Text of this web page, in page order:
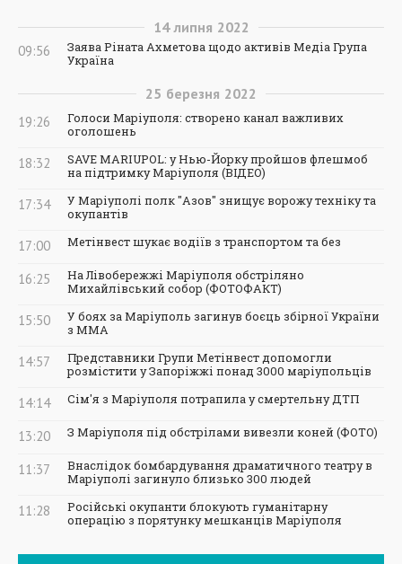
14 липня 2022
09:56
Заява Ріната Ахметова щодо активів Медіа Група
Україна
25 березня 2022
19:26
Голоси Маріуполя: створено канал важливих
оголошень
18:32
SAVE MARIUPOL: у Нью-Йорку пройшов флешмоб
на підтримку Маріуполя (ВІДЕО)
17:34
У Маріуполі полк "Азов" знищує ворожу техніку та
окупантів
17:00 Метінвест шукає водіїв з транспортом та без
16:25
На Лівобережжі Маріуполя обстріляно
Михайлівський собор (ФОТОФАКТ)
15:50
У боях за Маріуполь загинув боєць збірної України
з ММА
14:57
Представники Групи Метінвест допомогли
розмістити у Запоріжжі понад 3000 маріупольців
14:14 Сім'я з Маріуполя потрапила у смертельну ДТП
13:20 З Маріуполя під обстрілами вивезли коней (ФОТО)
11:37
Внаслідок бомбардування драматичного театру в
Маріуполі загинуло близько 300 людей
11:28
Російські окупанти блокують гуманітарну
операцію з порятунку мешканців Маріуполя